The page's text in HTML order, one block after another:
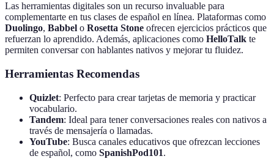
Las herramientas digitales son un recurso invaluable para
complementarte en tus clases de español en línea. Plataformas como
Duolingo, Babbel o Rosetta Stone ofrecen ejercicios prácticos que
refuerzan lo aprendido. Además, aplicaciones como HelloTalk te
permiten conversar con hablantes nativos y mejorar tu fluidez.
Herramientas Recomendas
Quizlet: Perfecto para crear tarjetas de memoria y practicar
vocabulario.
Tandem: Ideal para tener conversaciones reales con nativos a
través de mensajería o llamadas.
YouTube: Busca canales educativos que ofrezcan lecciones
de español, como SpanishPod101.